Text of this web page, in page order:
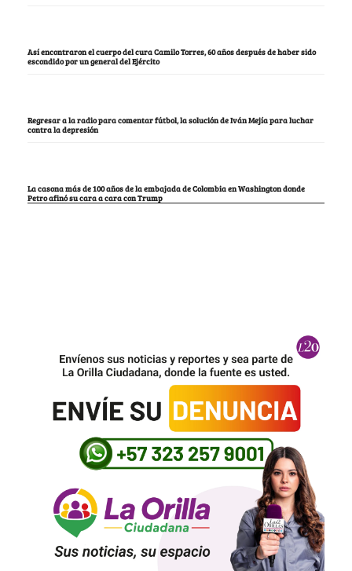
Así encontraron el cuerpo del cura Camilo Torres, 60 años después de haber sido
escondido por un general del Ejército
Regresar a la radio para comentar fútbol, la solución de Iván Mejía para luchar
contra la depresión
La casona más de 100 años de la embajada de Colombia en Washington donde
Petro afinó su cara a cara con Trump